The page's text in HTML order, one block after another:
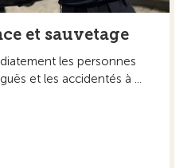
et sauvetage
les personnes
et les accidentés à ...